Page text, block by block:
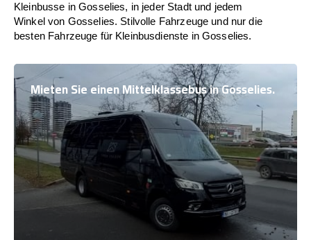
Kleinbusse in Gosselies, in jeder Stadt und jedem
Winkel von Gosselies. Stilvolle Fahrzeuge und nur die
besten Fahrzeuge für Kleinbusdienste in Gosselies.
Mieten Sie einen Mittelklassebus in Gosselies.